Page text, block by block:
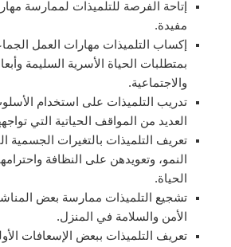
إتاحة الفرصة للتلميذات لممارسة
مفيدة.
إكساب التلميذات مهارات العمل
بمتطلبات الحياة الأسرية السليمة
والاجتماعية.
تدريب التلميذات على استخدام
العديد من المواقف الحياتية التي
تعريف التلميذات بالتغيرات الجسمية
النمو، وتعويدهن على النظافة
الحياة.
تشجيع التلميذات ممارسة بعض
الأمن والسلامة في المنزل.
تعريف التلميذات ببعض الإسعافات